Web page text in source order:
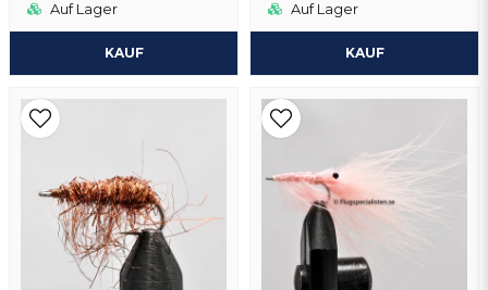
Auf Lager
KAUF
Auf Lager
KAUF